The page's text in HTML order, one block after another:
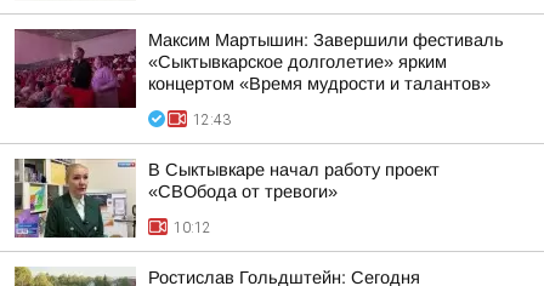
Максим Мартышин: Завершили фестиваль
«Сыктывкарское долголетие» ярким
концертом «Время мудрости и талантов»
12:43
В Сыктывкаре начал работу проект
«СВОбода от тревоги»
10:12
Ростислав Гольдштейн: Сегодня